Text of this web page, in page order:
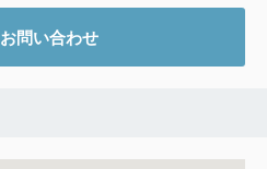
お問い合わせ